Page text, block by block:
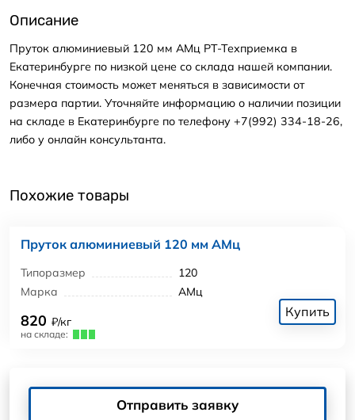
Описание
Пруток алюминиевый 120 мм АМц РТ-Техприемка в
Екатеринбурге по низкой цене со склада нашей компании.
Конечная стоимость может меняться в зависимости от
размера партии. Уточняйте информацию о наличии позиции
на складе в Екатеринбурге по телефону +7(992) 334-18-26,
либо у онлайн консультанта.
Похожие товары
Пруток алюминиевый 120 мм АМц
Типоразмер
120
Марка
АМц
820 ₽/кг
на складе:
Купить
Отправить заявку